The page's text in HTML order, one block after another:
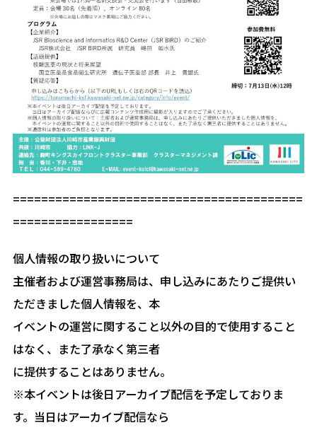
=========================================
=================
個人情報の取り扱いについて
主催者および運営事務局は、申し込みにあたりご提供い
ただきました個人情報を、本
イベントの運営に関すること以外の目的で使用すること
はなく、また了承なく第三者
に提供することはありません。
※本イベントは後日アーカイブ配信を予定しておりま
す。当日はアーカイブ配信なら